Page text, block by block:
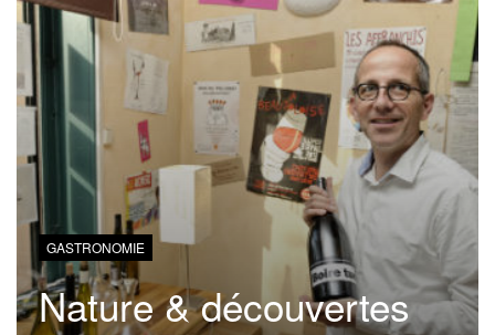
GASTRONOMIE
Nature & découvertes